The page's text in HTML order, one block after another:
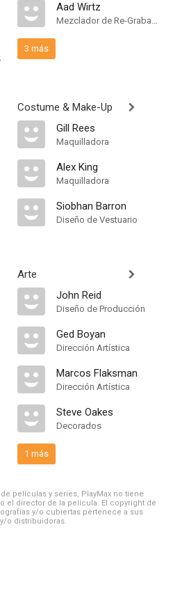
Aad Wirtz
Mezclador de Re-Grabación de Sonido
3 más
Costume & Make-Up
Gill Rees
Maquilladora
Alex King
Maquilladora
Siobhan Barron
Diseño de Vestuario
Arte
John Reid
Diseño de Producción
Ged Boyan
Dirección Artística
Marcos Flaksman
Dirección Artística
Steve Oakes
Decorados
1 más
películas y series, PlayMax no tiene
el director de la película. El copyright de
y/o cubiertas pertenece a sus
o distribuidoras.